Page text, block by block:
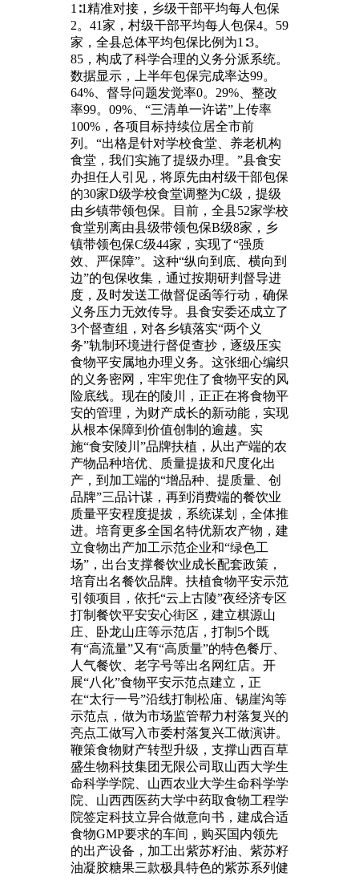
1∶1精准对接，乡级干部平均每人包保
2。41家，村级干部平均每人包保4。59
家，全县总体平均包保比例为1∶3。
85，构成了科学合理的义务分派系统。
数据显示，上半年包保完成率达99。
64%、督导问题发觉率0。29%、整改
率99。09%、“三清单一许诺”上传率
100%，各项目标持续位居全市前
列。“出格是针对学校食堂、养老机构
食堂，我们实施了提级办理。”县食安
办担任人引见，将原先由村级干部包保
的30家D级学校食堂调整为C级，提级
由乡镇带领包保。目前，全县52家学校
食堂别离由县级带领包保B级8家，乡
镇带领包保C级44家，实现了“强质
效、严保障”。这种“纵向到底、横向到
边”的包保收集，通过按期研判督导进
度，及时发送工做督促函等行动，确保
义务压力无效传导。县食安委还成立了
3个督查组，对各乡镇落实“两个义
务”轨制环境进行督促查抄，逐级压实
食物平安属地办理义务。这张细心编织
的义务密网，牢牢兜住了食物平安的风
险底线。现在的陵川，正正在将食物平
安的管理，为财产成长的新动能，实现
从根本保障到价值创制的逾越。实
施“食安陵川”品牌扶植，从出产端的农
产物品种培优、质量提拔和尺度化出
产，到加工端的“增品种、提质量、创
品牌”三品计谋，再到消费端的餐饮业
质量平安程度提拔，系统谋划，全体推
进。培育更多全国名特优新农产物，建
立食物出产加工示范企业和“绿色工
场”，出台支撑餐饮业成长配套政策，
培育出名餐饮品牌。扶植食物平安示范
引领项目，依托“云上古陵”夜经济专区
打制餐饮平安安心街区，建立棋源山
庄、卧龙山庄等示范店，打制5个既
有“高流量”又有“高质量”的特色餐厅、
人气餐饮、老字号等出名网红店。开
展“八化”食物平安示范点建立，正
在“太行一号”沿线打制松庙、锡崖沟等
示范点，做为市场监管帮力村落复兴的
亮点工做写入市委村落复兴工做演讲。
鞭策食物财产转型升级，支撑山西百草
盛生物科技集团无限公司取山西大学生
命科学学院、山西农业大学生命科学学
院、山西西医药大学中药取食物工程学
院签定科技立异合做意向书，建成合适
食物GMP要求的车间，购买国内领先
的出产设备，加工出紫苏籽油、紫苏籽
油凝胶糖果三款极具特色的紫苏系列健